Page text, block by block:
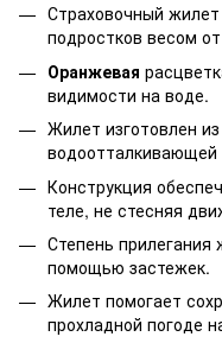
Страховочный
подростков весом
Оранжевая
видимости на воде.
Жилет изготовлен
водоотталкивающей
Конструкция
теле, не стесняя
Степень
помощью застежек.
Жилет помогает
прохладной погоде